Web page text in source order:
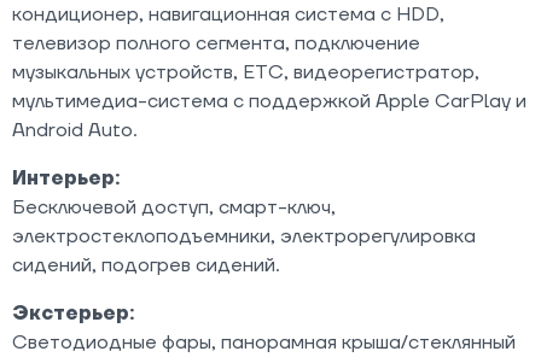
кондиционер, навигационная система с HDD,
телевизор полного сегмента, подключение
музыкальных устройств, ETC, видеорегистратор,
мультимедиа-система с поддержкой Apple CarPlay и
Android Auto.
Интерьер:
Бесключевой доступ, смарт-ключ,
электростеклоподъемники, электрорегулировка
сидений, подогрев сидений.
Экстерьер:
Светодиодные фары, панорамная крыша/стеклянный